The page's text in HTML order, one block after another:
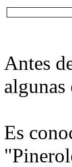
Antes
algunas
Es